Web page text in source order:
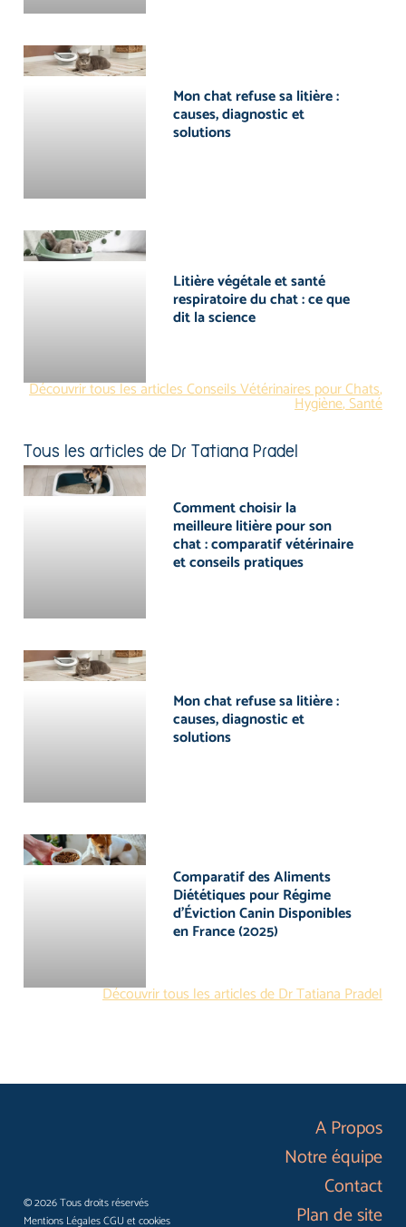
Mon chat refuse sa litière :
causes, diagnostic et
solutions
Litière végétale et santé
respiratoire du chat : ce que
dit la science
Découvrir tous les articlesConseils Vétérinaires pour Chats,
Hygiène,Santé
Tous les articles de Dr Tatiana Pradel
Comment choisir la
meilleure litière pour son
chat : comparatif vétérinaire
et conseils pratiques
Mon chat refuse sa litière :
causes, diagnostic et
solutions
Comparatif des Aliments
Diététiques pour Régime
d’Éviction Canin Disponibles
en France (2025)
Découvrir tous les articles de Dr Tatiana Pradel
© 2026 Tous droits réservés
Mentions Légales CGU et cookies
A Propos
Notre équipe
Contact
Plan de site